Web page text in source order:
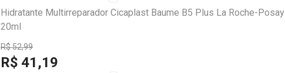
Hidratante Multirreparador Cicaplast Baume B5 Plus La Roche-Posay
20ml
R$ 52,99
R$ 41,19